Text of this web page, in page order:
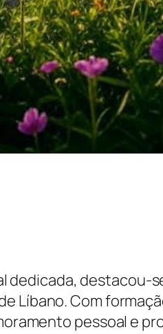
destacou-
Líbano. Com
pessoal e